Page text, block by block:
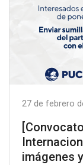
27 de febrero
imágenes